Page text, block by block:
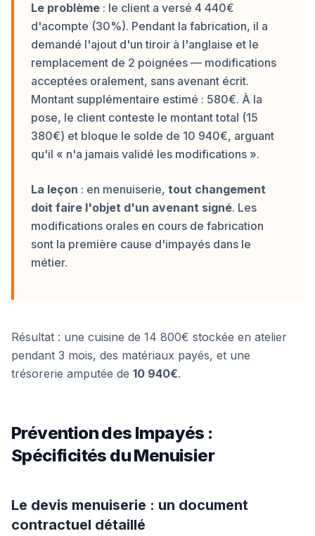
Le problème : le client a versé 4 440€
d'acompte (30%). Pendant la fabrication, il a
demandé l'ajout d'un tiroir à l'anglaise et le
remplacement de 2 poignées — modifications
acceptées oralement, sans avenant écrit.
Montant supplémentaire estimé : 580€. À la
pose, le client conteste le montant total (15
380€) et bloque le solde de 10 940€, arguant
qu'il « n'a jamais validé les modifications ».
La leçon : en menuiserie, tout changement
doit faire l'objet d'un avenant signé. Les
modifications orales en cours de fabrication
sont la première cause d'impayés dans le
métier.
Résultat : une cuisine de 14 800€ stockée en atelier
pendant 3 mois, des matériaux payés, et une
trésorerie amputée de 10 940€.
Prévention des Impayés :
Spécificités du Menuisier
Le devis menuiserie : un document
contractuel détaillé